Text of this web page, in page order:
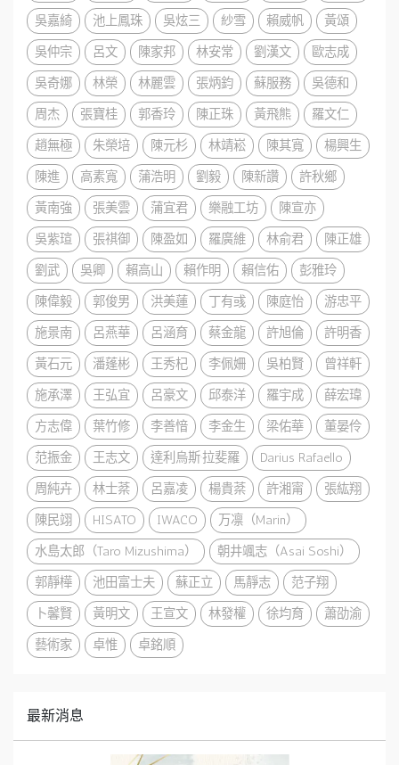
吳嘉綺 池上鳳珠 吳炫三 紗雪 賴威帆
黃頌
吳仲宗
呂文 陳家邦 林安常 劉漢文
歐志成
吳奇娜
林榮 林麗雲 張炳鈞 蘇服務
吳德和
周杰
張寶桂 郭香玲 陳正珠 黃飛熊
羅文仁
趙無極
朱榮培 陳元杉 林靖崧 陳其寬
楊興生
陳進
高素寬 蒲浩明 劉毅 陳新讚
許秋鄉
黃南強
張美雲 蒲宜君 樂融工坊
陳宣亦
吳紫瑄
張祺御 陳盈如 羅廣維 林俞君
陳正雄
劉武
吳卿 賴高山 賴作明 賴信佑
彭雅玲
陳偉毅
郭俊男 洪美蓮 丁有彧 陳庭怡
游忠平
施景南
呂燕華 呂涵育 蔡金龍 許旭倫
許明香
黃石元
潘蓬彬 王秀杞 李佩姍 吳柏賢
曾祥軒
施承澤
王弘宜 呂豪文 邱泰洋 羅宇成
薛宏瑋
方志偉
葉竹修 李善愔 李金生 梁佑華
董晏伶
范振金
王志文 達利烏斯·拉斐羅
Darius Rafaello
周純卉
林士棻 呂嘉凌 楊貴棻 許湘甯
張紘翔
陳民翊
HISATO IWACO
万凛（Marin）
水島太郎（Taro Mizushima）
朝井颯志（Asai Soshi）
郭靜樺
池田富士夫 蘇正立 馬靜志
范子翔
卜馨賢
黃明文 王宣文 林發權 徐均育
蕭劭渝
藝術家
卓惟 卓銘順
最新消息